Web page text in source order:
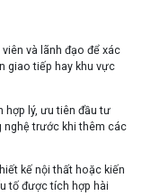
và lãnh đạo để xác
giao tiếp hay khu vực
hợp lý, ưu tiên đầu tư
nghệ trước khi thêm các
kế nội thất hoặc kiến
tố được tích hợp hài